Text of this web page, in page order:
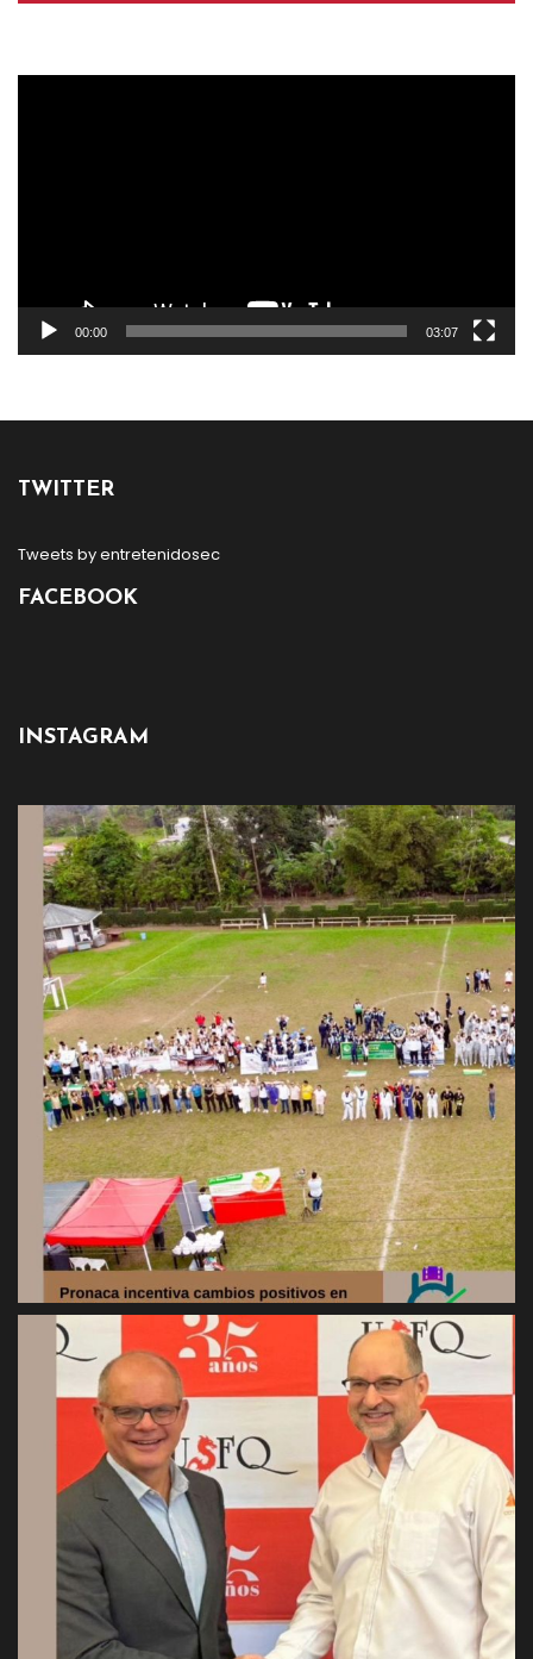
00:00 03:07
TWITTER
Tweets by entretenidosec
FACEBOOK
INSTAGRAM